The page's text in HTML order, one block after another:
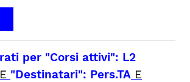
per "Corsi attivi": L2
E "Destinatari": Pers.TA E